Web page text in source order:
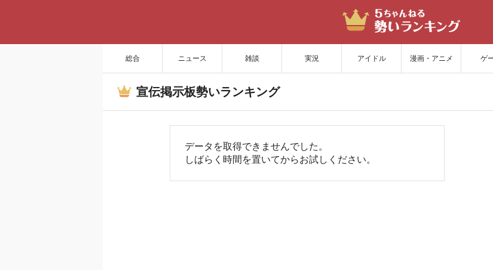
総合 ニュース 雑談 実況 アイドル 漫画・アニメ ゲ
宣伝掲示板勢いランキング
データを取得できませんでした。
しばらく時間を置いてからお試しください。